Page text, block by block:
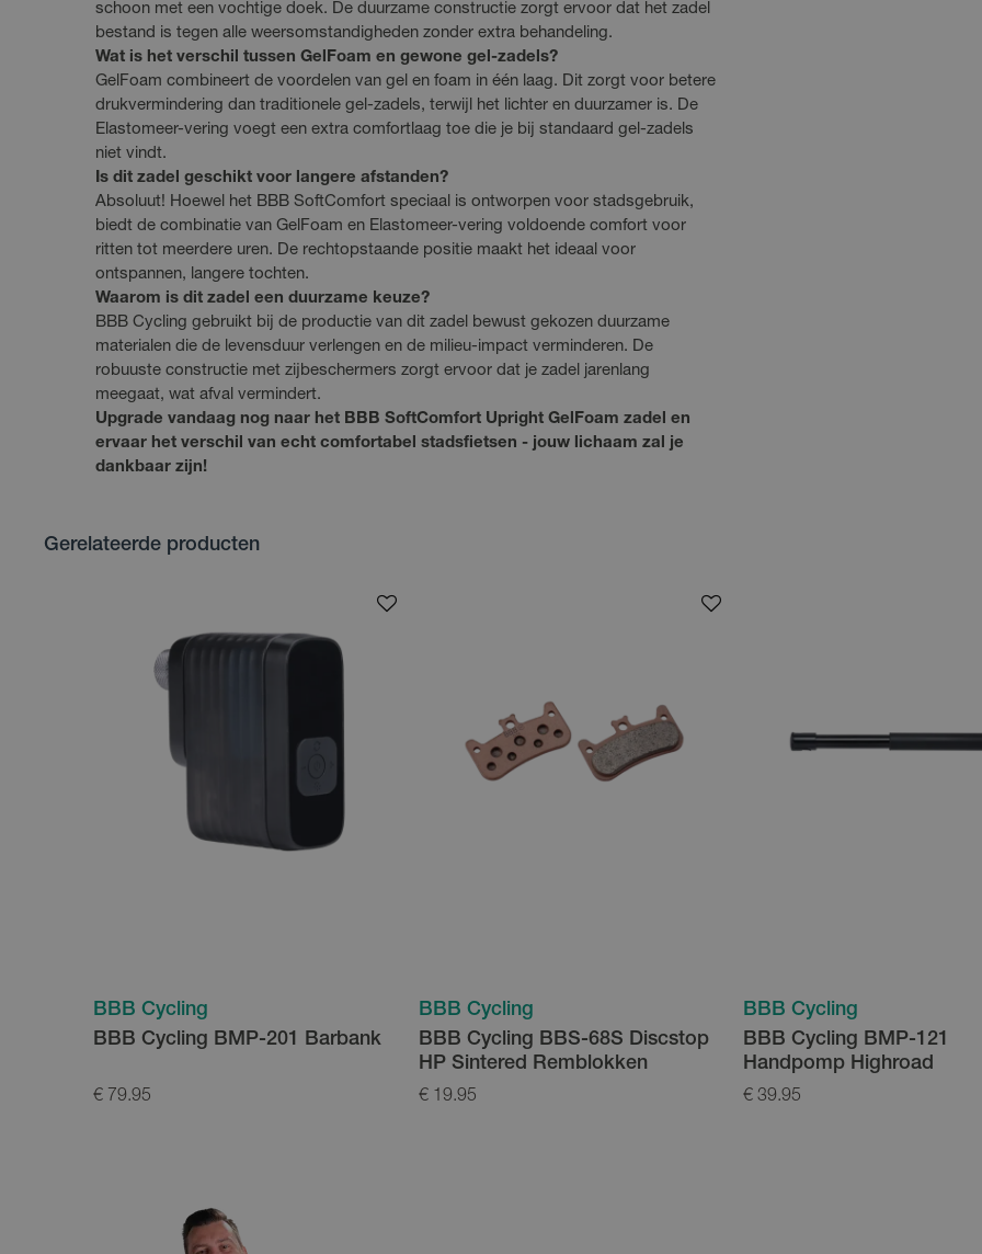
schoon met een vochtige doek. De duurzame constructie zorgt ervoor dat het zadel
bestand is tegen alle weersomstandigheden zonder extra behandeling.
Wat is het verschil tussen GelFoam en gewone gel-zadels?
GelFoam combineert de voordelen van gel en foam in één laag. Dit zorgt voor betere
drukvermindering dan traditionele gel-zadels, terwijl het lichter en duurzamer is. De
Elastomeer-vering voegt een extra comfortlaag toe die je bij standaard gel-zadels
niet vindt.
Is dit zadel geschikt voor langere afstanden?
Absoluut! Hoewel het BBB SoftComfort speciaal is ontworpen voor stadsgebruik,
biedt de combinatie van GelFoam en Elastomeer-vering voldoende comfort voor
ritten tot meerdere uren. De rechtopstaande positie maakt het ideaal voor
ontspannen, langere tochten.
Waarom is dit zadel een duurzame keuze?
BBB Cycling gebruikt bij de productie van dit zadel bewust gekozen duurzame
materialen die de levensduur verlengen en de milieu-impact verminderen. De
robuuste constructie met zijbeschermers zorgt ervoor dat je zadel jarenlang
meegaat, wat afval vermindert.
Upgrade vandaag nog naar het BBB SoftComfort Upright GelFoam zadel en
ervaar het verschil van echt comfortabel stadsfietsen - jouw lichaam zal je
dankbaar zijn!
Gerelateerde producten
BBB Cycling
BBB Cycling BMP-201 Barbank
€ 79.95
BBB Cycling
BBB Cycling BBS-68S Discstop
HP Sintered Remblokken
€ 19.95
BBB Cycling
BBB Cycling BMP-121
Handpomp Highroad
€ 39.95